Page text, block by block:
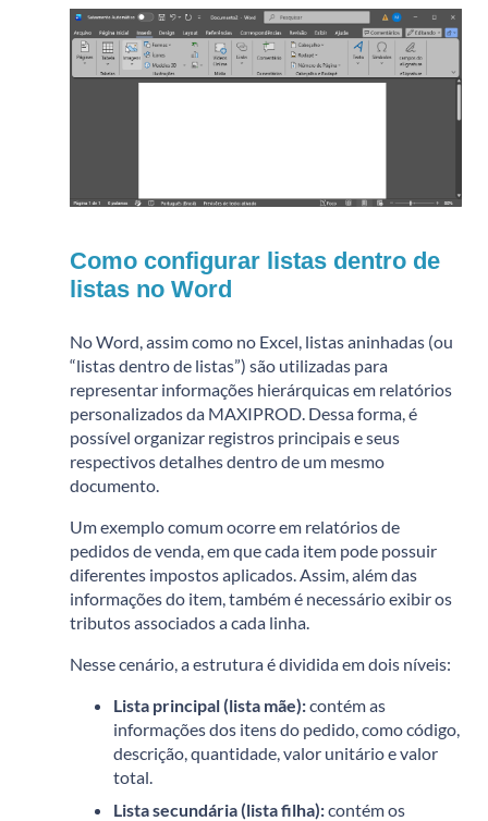
Como configurar listas dentro de
listas no Word
No Word, assim como no Excel, listas aninhadas (ou
“listas dentro de listas”) são utilizadas para
representar informações hierárquicas em relatórios
personalizados da MAXIPROD. Dessa forma, é
possível organizar registros principais e seus
respectivos detalhes dentro de um mesmo
documento.
Um exemplo comum ocorre em relatórios de
pedidos de venda, em que cada item pode possuir
diferentes impostos aplicados. Assim, além das
informações do item, também é necessário exibir os
tributos associados a cada linha.
Nesse cenário, a estrutura é dividida em dois níveis:
Lista principal (lista mãe):contém as
informações dos itens do pedido, como código,
descrição, quantidade, valor unitário e valor
total.
Lista secundária (lista filha):contém os